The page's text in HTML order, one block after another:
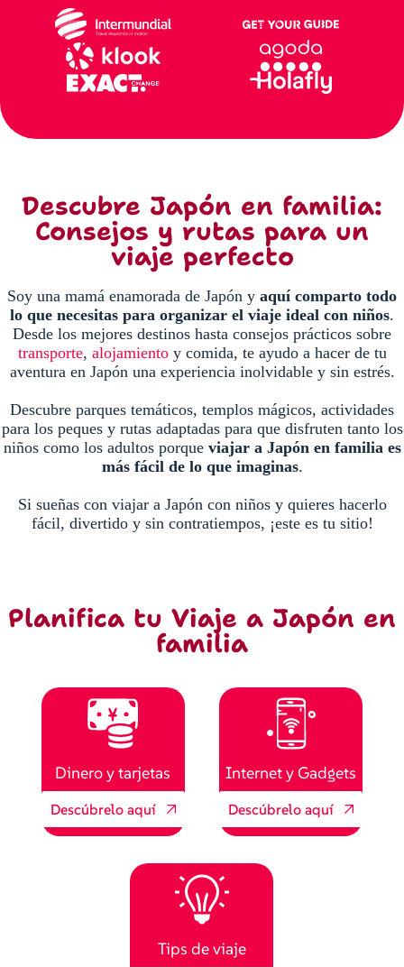
Descubre Japón en familia:
Consejos y rutas para un
viaje perfecto
Soy una mamá enamorada de Japón y aquí comparto todo
lo que necesitas para organizar el viaje ideal con niños.
Desde los mejores destinos hasta consejos prácticos sobre
transporte, alojamientoy comida, te ayudo a hacer de tu
aventura en Japón una experiencia inolvidable y sin estrés.
Descubre parques temáticos, templos mágicos, actividades
para los peques y rutas adaptadas para que disfruten tanto los
niños como los adultos porque viajar a Japón en familia es
más fácil de lo que imaginas.
Si sueñas con viajar a Japón con niños y quieres hacerlo
fácil, divertido y sin contratiempos, ¡este es tu sitio!
Planifica tu Viaje a Japón en
familia
Dinero y tarjetas
Descúbrelo aquí
Internet y Gadgets
Descúbrelo aquí
Tips de viaje